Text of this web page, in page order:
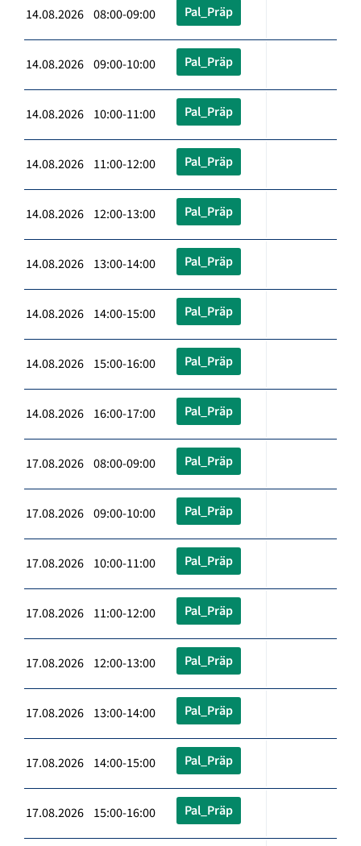
14.08.2026 08:00-09:00 Pal_Präp
14.08.2026 09:00-10:00 Pal_Präp
14.08.2026 10:00-11:00 Pal_Präp
14.08.2026 11:00-12:00 Pal_Präp
14.08.2026 12:00-13:00 Pal_Präp
14.08.2026 13:00-14:00 Pal_Präp
14.08.2026 14:00-15:00 Pal_Präp
14.08.2026 15:00-16:00 Pal_Präp
14.08.2026 16:00-17:00 Pal_Präp
17.08.2026 08:00-09:00 Pal_Präp
17.08.2026 09:00-10:00 Pal_Präp
17.08.2026 10:00-11:00 Pal_Präp
17.08.2026 11:00-12:00 Pal_Präp
17.08.2026 12:00-13:00 Pal_Präp
17.08.2026 13:00-14:00 Pal_Präp
17.08.2026 14:00-15:00 Pal_Präp
17.08.2026 15:00-16:00 Pal_Präp